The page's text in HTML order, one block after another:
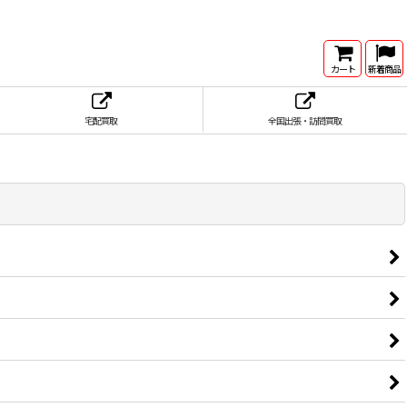
カート 新着商品
宅配買取 全国出張・訪問買取